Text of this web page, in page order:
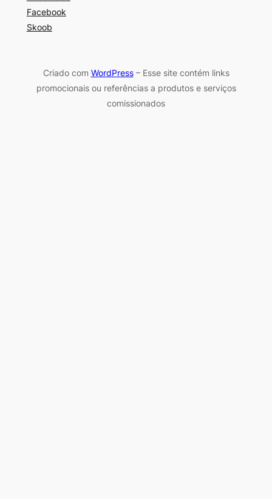
Facebook
Skoob
Criado com WordPress– Esse site contém links
promocionais ou referências a produtos e serviços
comissionados